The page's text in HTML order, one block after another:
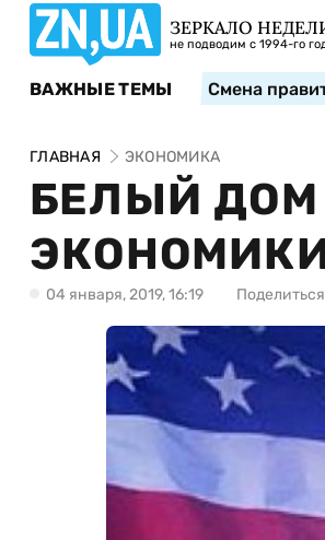
ЗЕРКАЛО
не подводим с 1994-го
ВАЖНЫЕ ТЕМЫ Смена
ГЛАВНАЯ ЭКОНОМИКА
БЕЛЫЙ ДОМ
04 января, 2019, 16:19 Поделиться